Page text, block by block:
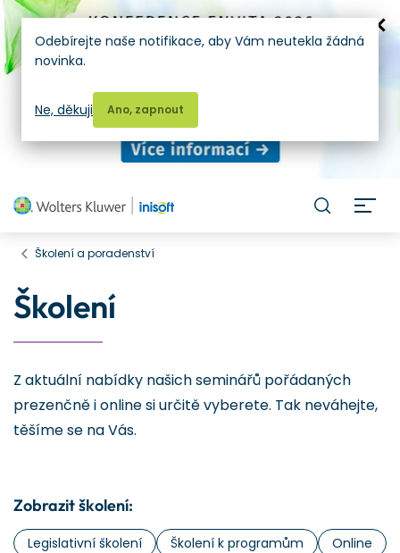
Školení a poradenství
Školení
Z aktuální nabídky našich seminářů pořádaných
prezenčně i online si určitě vyberete. Tak neváhejte,
těšíme se na Vás.
Zobrazit školení:
Legislativní školení Školení k programům
Online
Odebírejte naše notifikace, aby Vám neutekla žádná
novinka.
Ano, zapnout
Ne, děkuji